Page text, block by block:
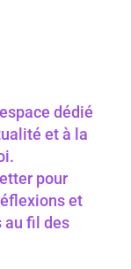
dédié
et à la
pour
et
au fil des